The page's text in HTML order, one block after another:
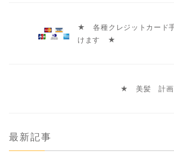
★ 各種クレジットカード
けます ★
★ 美髪 計
最新記事